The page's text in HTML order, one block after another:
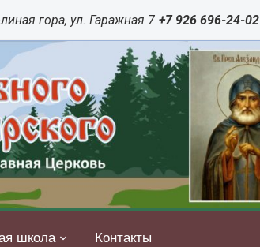
гора, ул. Гаражная 7 +7 926 696-24-02
школа Контакты